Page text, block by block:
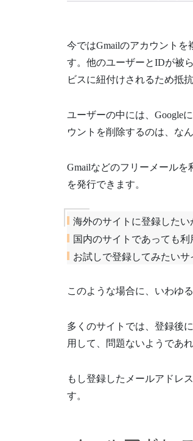
今ではGmailのアカウント
す。他のユーザーとIDが被
ビスに紐付けされるため抵
ユーザーの中には、Google
ウントを削除するのは、な
Gmailなどのフリーメール
を発行できます。
海外のサイトに登録したい
国内のサイトであっても利
お試しで登録してみたい
このような場合に、いわゆ
多くのサイトでは、登録後
用して、問題ないようであ
もし登録したメールアドレ
す。